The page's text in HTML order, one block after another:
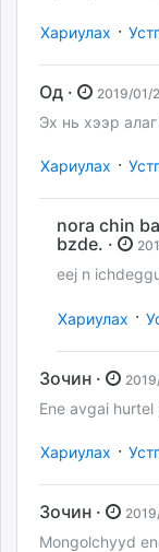
Хариулах ·
Од · 2019/01/
Эх нь хээр
Хариулах ·
nora chin
bzde. ·
eej n
Хариулах ·
Зочин ·
Ene avgai
Хариулах ·
Зочин ·
Mongolchyyd